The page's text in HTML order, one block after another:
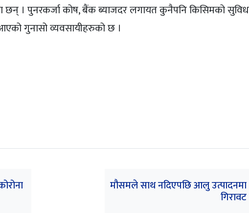
। पुनरकर्जा कोष, बैंक ब्याजदर लगायत कुनैपनि किसिमको
गुनासो व्यवसायीहरुको छ ।
मौसमले साथ नदिएपछि आलु उत्पादनमा
गिरावट